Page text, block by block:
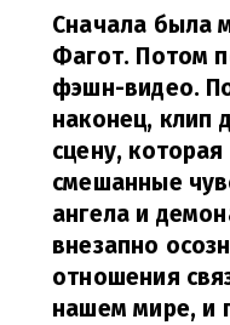
Сначала была
Фагот. Потом
фэшн-видео.
наконец, клип
сцену,
смешанные
ангела и
внезапно
отношения
нашем мире, и